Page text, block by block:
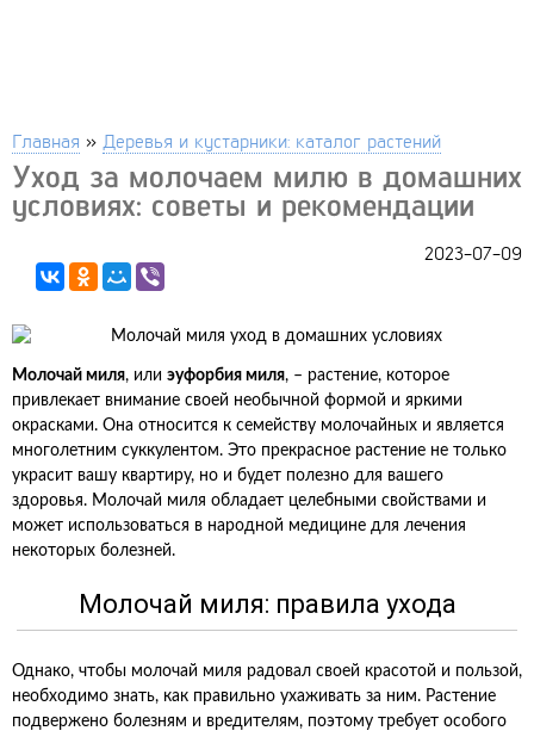
Главная » Деревья и кустарники: каталог растений
Уход за молочаем милю в домашних
условиях: советы и рекомендации
2023-07-09
Молочай миля, или эуфорбия миля, – растение, которое
привлекает внимание своей необычной формой и яркими
окрасками. Она относится к семейству молочайных и является
многолетним суккулентом. Это прекрасное растение не только
украсит вашу квартиру, но и будет полезно для вашего
здоровья. Молочай миля обладает целебными свойствами и
может использоваться в народной медицине для лечения
некоторых болезней.
Молочай миля: правила ухода
Однако, чтобы молочай миля радовал своей красотой и пользой,
необходимо знать, как правильно ухаживать за ним. Растение
подвержено болезням и вредителям, поэтому требует особого